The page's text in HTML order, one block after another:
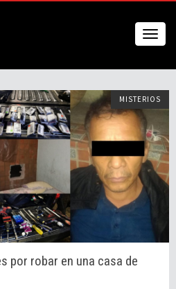
MISTERIOS
por robar en una casa de